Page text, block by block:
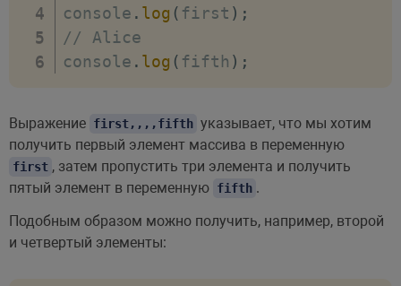
console . log ( first ) ;
// Alice
console . log ( fifth ) ;
Выражение first,,,,fifth указывает, что мы хотим
получить первый элемент массива в переменную
first , затем пропустить три элемента и получить
пятый элемент в переменную fifth .
Подобным образом можно получить, например, второй
и четвертый элементы: